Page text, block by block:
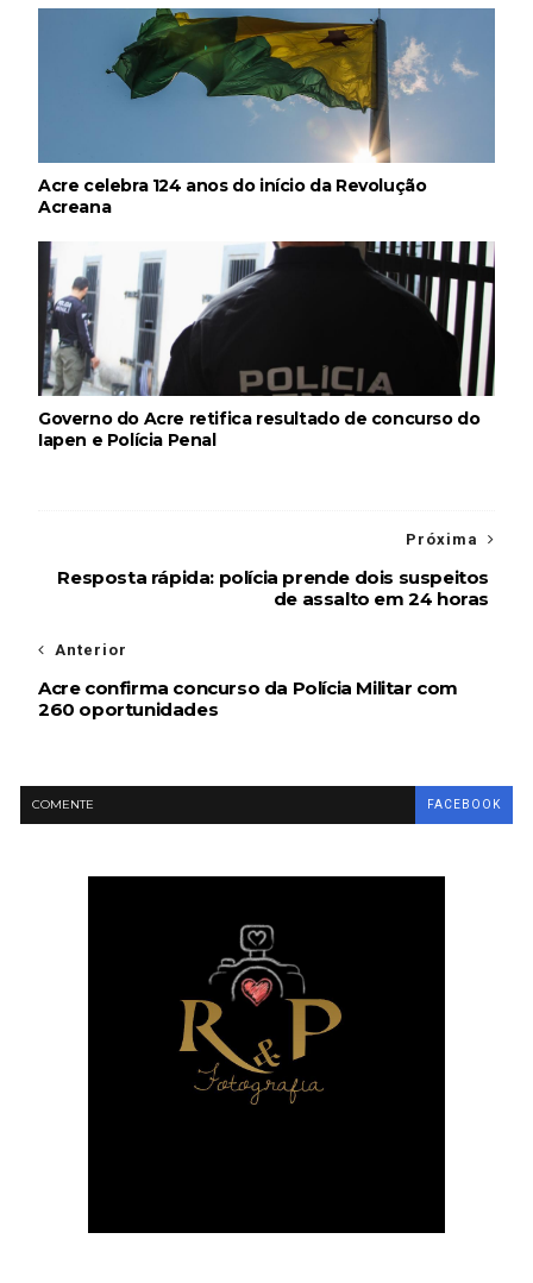
Acre celebra 124 anos do início da Revolução
Acreana
Governo do Acre retifica resultado de concurso do
Iapen e Polícia Penal
Próxima
Resposta rápida: polícia prende dois suspeitos
de assalto em 24 horas
Anterior
Acre confirma concurso da Polícia Militar com
260 oportunidades
COMENTE FACEBOOK